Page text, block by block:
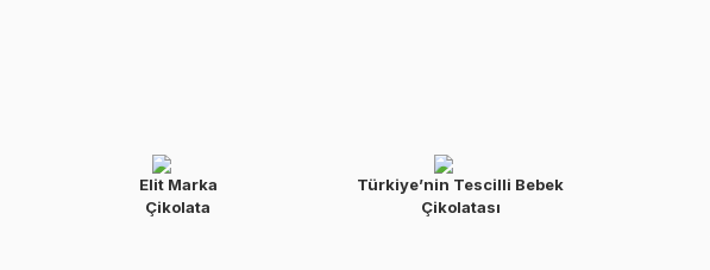
Elit Marka
Çikolata
Türkiye’nin Tescilli Bebek
Çikolatası